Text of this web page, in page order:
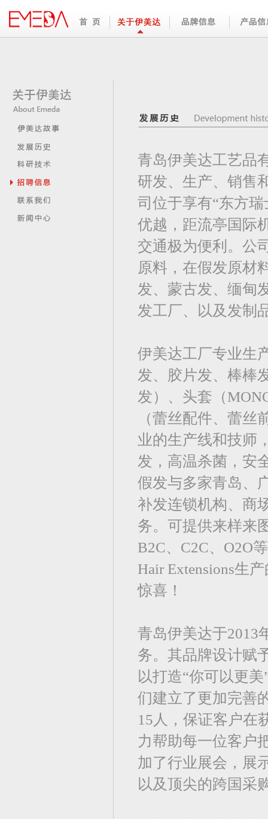
青岛伊美达工艺品
研发、生产、销售
司位于享有“东方
优越，距流亭国际
交通极为便利。公
原料，在假发原材
发、蒙古发、缅甸
发工厂、以及发制
伊美达工厂专业生
发、胶片发、棒棒
发）、头套（
（蕾丝配件、蕾
业的生产线和技师
发，高温杀菌，安
假发与多家青岛、
补发连锁机构、商
务。可提供来样来
B2C、C2C、O2O
Hair Extensions生
惊喜！
青岛伊美达于2013
务。其品牌设计赋
以打造“你可以更
们建立了更加完善
15人，保证客户在
力帮助每一位客户
加了行业展会，展
以及顶尖的跨国采